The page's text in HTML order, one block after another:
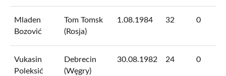
Mladen
Bozović
Tom Tomsk
(Rosja)
1.08.1984 32 0
Vukasin
Poleksić
Debrecin
(Węgry)
30.08.1982 24 0